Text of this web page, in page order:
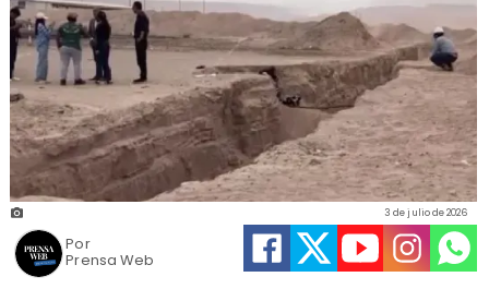
Prensa Web
3 de julio de 2026
Por